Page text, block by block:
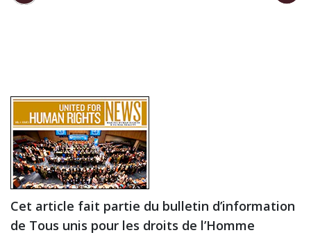
Cet article fait partie du bulletin d’information
de Tous unis pour les droits de l’Homme